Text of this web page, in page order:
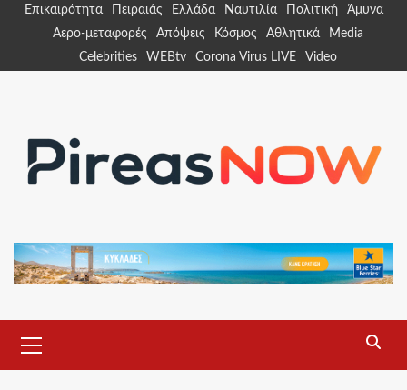
Επικαιρότητα Πειραιάς Ελλάδα Ναυτιλία Πολιτική
Άμυνα
Αερο-μεταφορές
Απόψεις Κόσμος Αθλητικά
Media
Celebrities
WEBtv Corona Virus LIVE Video
Menu